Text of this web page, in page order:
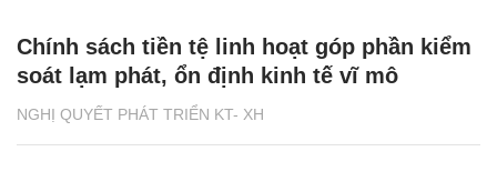
NGHỊ QUYẾT PHÁT TRIỂN KT- XH
Chính sách tiền tệ linh hoạt góp phần kiểm
soát lạm phát, ổn định kinh tế vĩ mô